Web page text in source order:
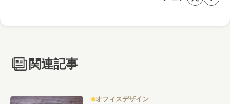
関連記事
オフィスデザイン